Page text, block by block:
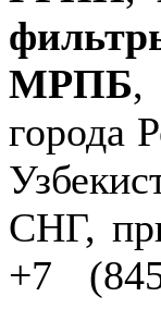
МРПБ,
города
СНГ,
+7